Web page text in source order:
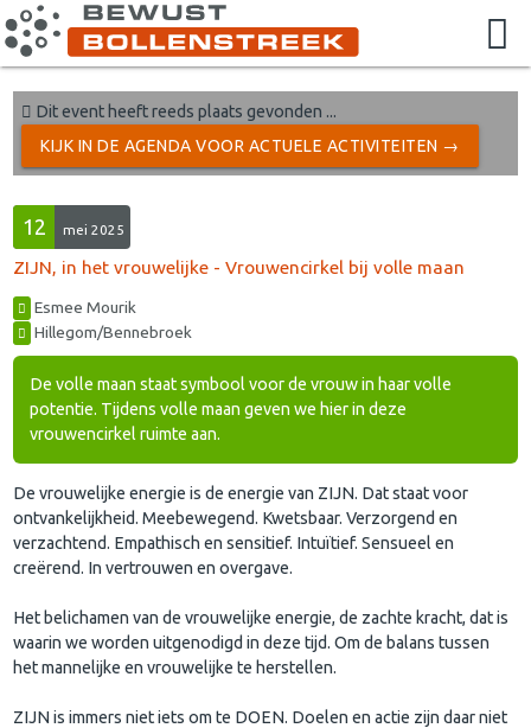
Dit event heeft reeds plaats gevonden ...
KIJK IN DE AGENDA VOOR ACTUELE ACTIVITEITEN →
12 mei 2025
ZIJN, in het vrouwelijke - Vrouwencirkel bij volle maan
Esmee Mourik
Hillegom/Bennebroek
De volle maan staat symbool voor de vrouw in haar volle
potentie. Tijdens volle maan geven we hier in deze
vrouwencirkel ruimte aan.
De vrouwelijke energie is de energie van ZIJN. Dat staat voor
ontvankelijkheid. Meebewegend. Kwetsbaar. Verzorgend en
verzachtend. Empathisch en sensitief. Intuïtief. Sensueel en
creërend. In vertrouwen en overgave.
Het belichamen van de vrouwelijke energie, de zachte kracht, dat is
waarin we worden uitgenodigd in deze tijd. Om de balans tussen
het mannelijke en vrouwelijke te herstellen.
ZIJN is immers niet iets om te DOEN. Doelen en actie zijn daar niet